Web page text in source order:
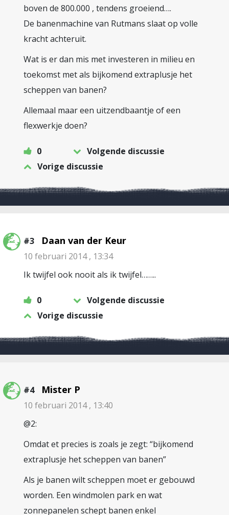
boven de 800.000 , tendens groeiend….
De banenmachine van Rutmans slaat op volle
kracht achteruit.
Wat is er dan mis met investeren in milieu en
toekomst met als bijkomend extraplusje het
scheppen van banen?
Allemaal maar een uitzendbaantje of een
flexwerkje doen?
0
Volgende discussie
Vorige discussie
#3 Daan van der Keur
10 februari 2014 , 13:34
Ik twijfel ook nooit als ik twijfel……..
0
Volgende discussie
Vorige discussie
#4 Mister P
10 februari 2014 , 13:40
@2:
Omdat et precies is zoals je zegt: “bijkomend
extraplusje het scheppen van banen”
Als je banen wilt scheppen moet er gebouwd
worden. Een windmolen park en wat
zonnepanelen schept banen enkel